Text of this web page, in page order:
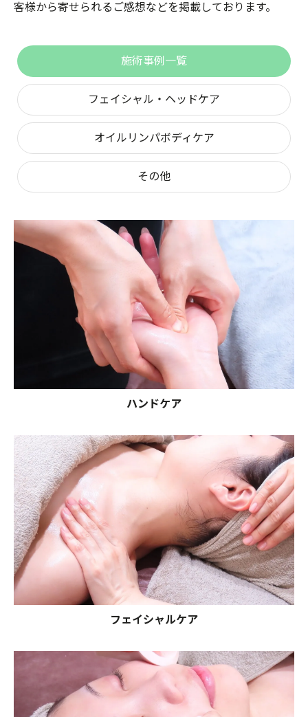
客様から寄せられるご感想などを掲載しております。
施術事例一覧
フェイシャル・ヘッドケア
オイルリンパボディケア
その他
ハンドケア
フェイシャルケア